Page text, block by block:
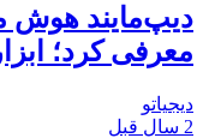
معرفی کرد؛
دیجیاتو
2 سال قبل